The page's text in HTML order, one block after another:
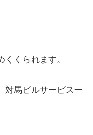
くられます。
対馬ビルサービス一